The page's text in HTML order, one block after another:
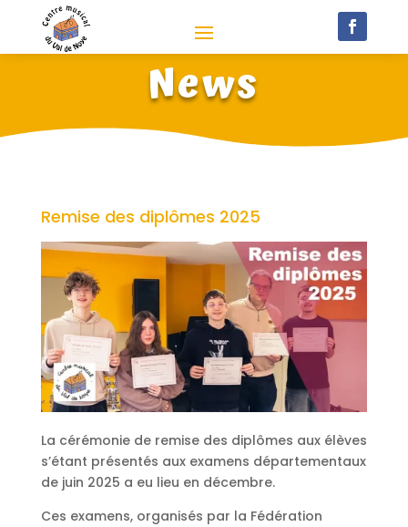
News
Remise des diplômes 2025
La cérémonie de remise des diplômes aux élèves
s’étant présentés aux examens départementaux
de juin 2025 a eu lieu en décembre.
Ces examens, organisés par la Fédération